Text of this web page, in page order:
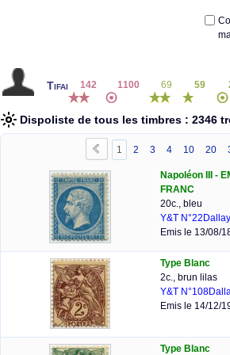
Tifai 142 1100 69 59
Dispoliste de tous les timbres : 2346
1 2 3 4 10 20
Napoléon III -
FRANC
20c., bleu
Y&T N°22
Emis le 13/08/
Type Blanc
2c., brun lilas
Y&T N°108
Emis le 14/12/
Type Blanc